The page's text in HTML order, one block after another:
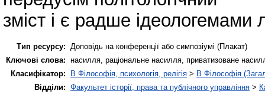
зміст і є радше ідеологемами
Тип ресурсу:
Доповідь на конференції або симпозіумі (Плакат)
Ключові слова: насилля, раціональне насилля, приватизоване
Класифікатор:
B Філософія, психологія, релігія > B Філософія
Відділи: Факультет історії, права та публічного управління >